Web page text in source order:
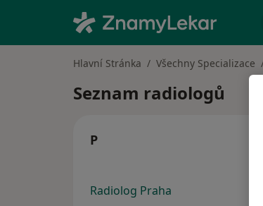
Hlavní Stránka Všechny Specializace
Seznam radiologů
P
Radiolog Praha